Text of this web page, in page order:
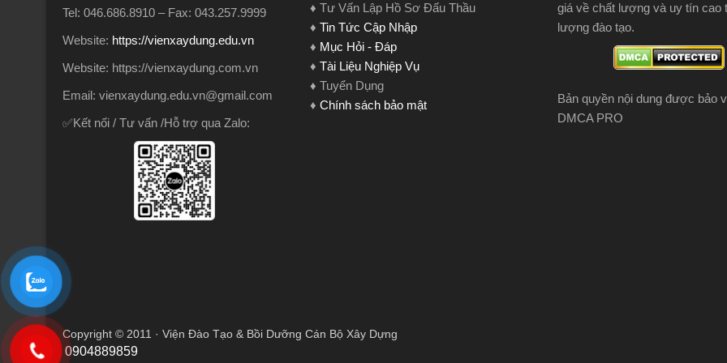
0904889859
Tel: 046.686.8910 – Fax: 043.257.9999
Website: https://vienxaydung.edu.vn
Website: https://vienxaydung.com.vn
Email: vienxaydung.edu.vn@gmail.com
✅Kết nối / Tư vấn /Hỗ trợ qua Zalo:
♦ Tư Vấn Lập Hồ Sơ Đấu Thầu
♦ Tin Tức Cập Nhập
♦ Mục Hỏi - Đáp
♦ Tài Liệu Nghiệp Vụ
♦ Tuyển Dụng
♦ Chính sách bảo mật
giá về chất lượng và uy tín cao
lượng đào tạo.
Bản quyền nội dung được bảo
DMCA PRO
Copyright © 2011 · Viện Đào Tạo & Bồi Dưỡng Cán Bộ Xây Dựng